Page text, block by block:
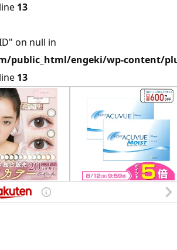
13
on null in
public_html/engeki/wp-content/
13